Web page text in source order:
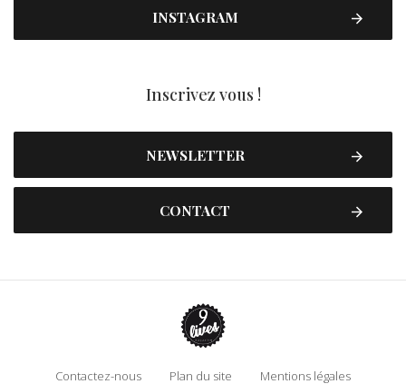
INSTAGRAM
Inscrivez vous !
NEWSLETTER
CONTACT
Contactez-nous Plan du site Mentions légales